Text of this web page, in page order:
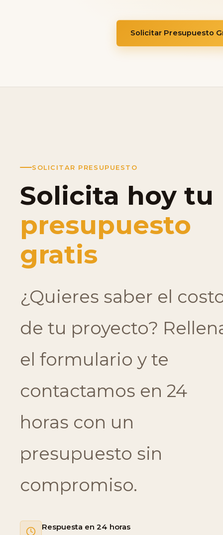
Solicitar Presupuesto
SOLICITAR PRESUPUESTO
Solicita hoy tu
presupuesto
gratis
¿Quieres saber el
de tu proyecto?
el formulario y te
contactamos en 24
horas con un
presupuesto sin
compromiso.
Respuesta en 24 horas